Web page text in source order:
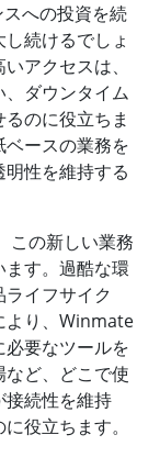
への投資を続
続けるでしょ
アクセスは、
ダウンタイム
のに役立ちま
ースの業務を
性を維持する
この新しい業務
す。過酷な環
イフサイク
より、Winmate
要なツールを
ど、どこで使
接続性を維持
役立ちます。